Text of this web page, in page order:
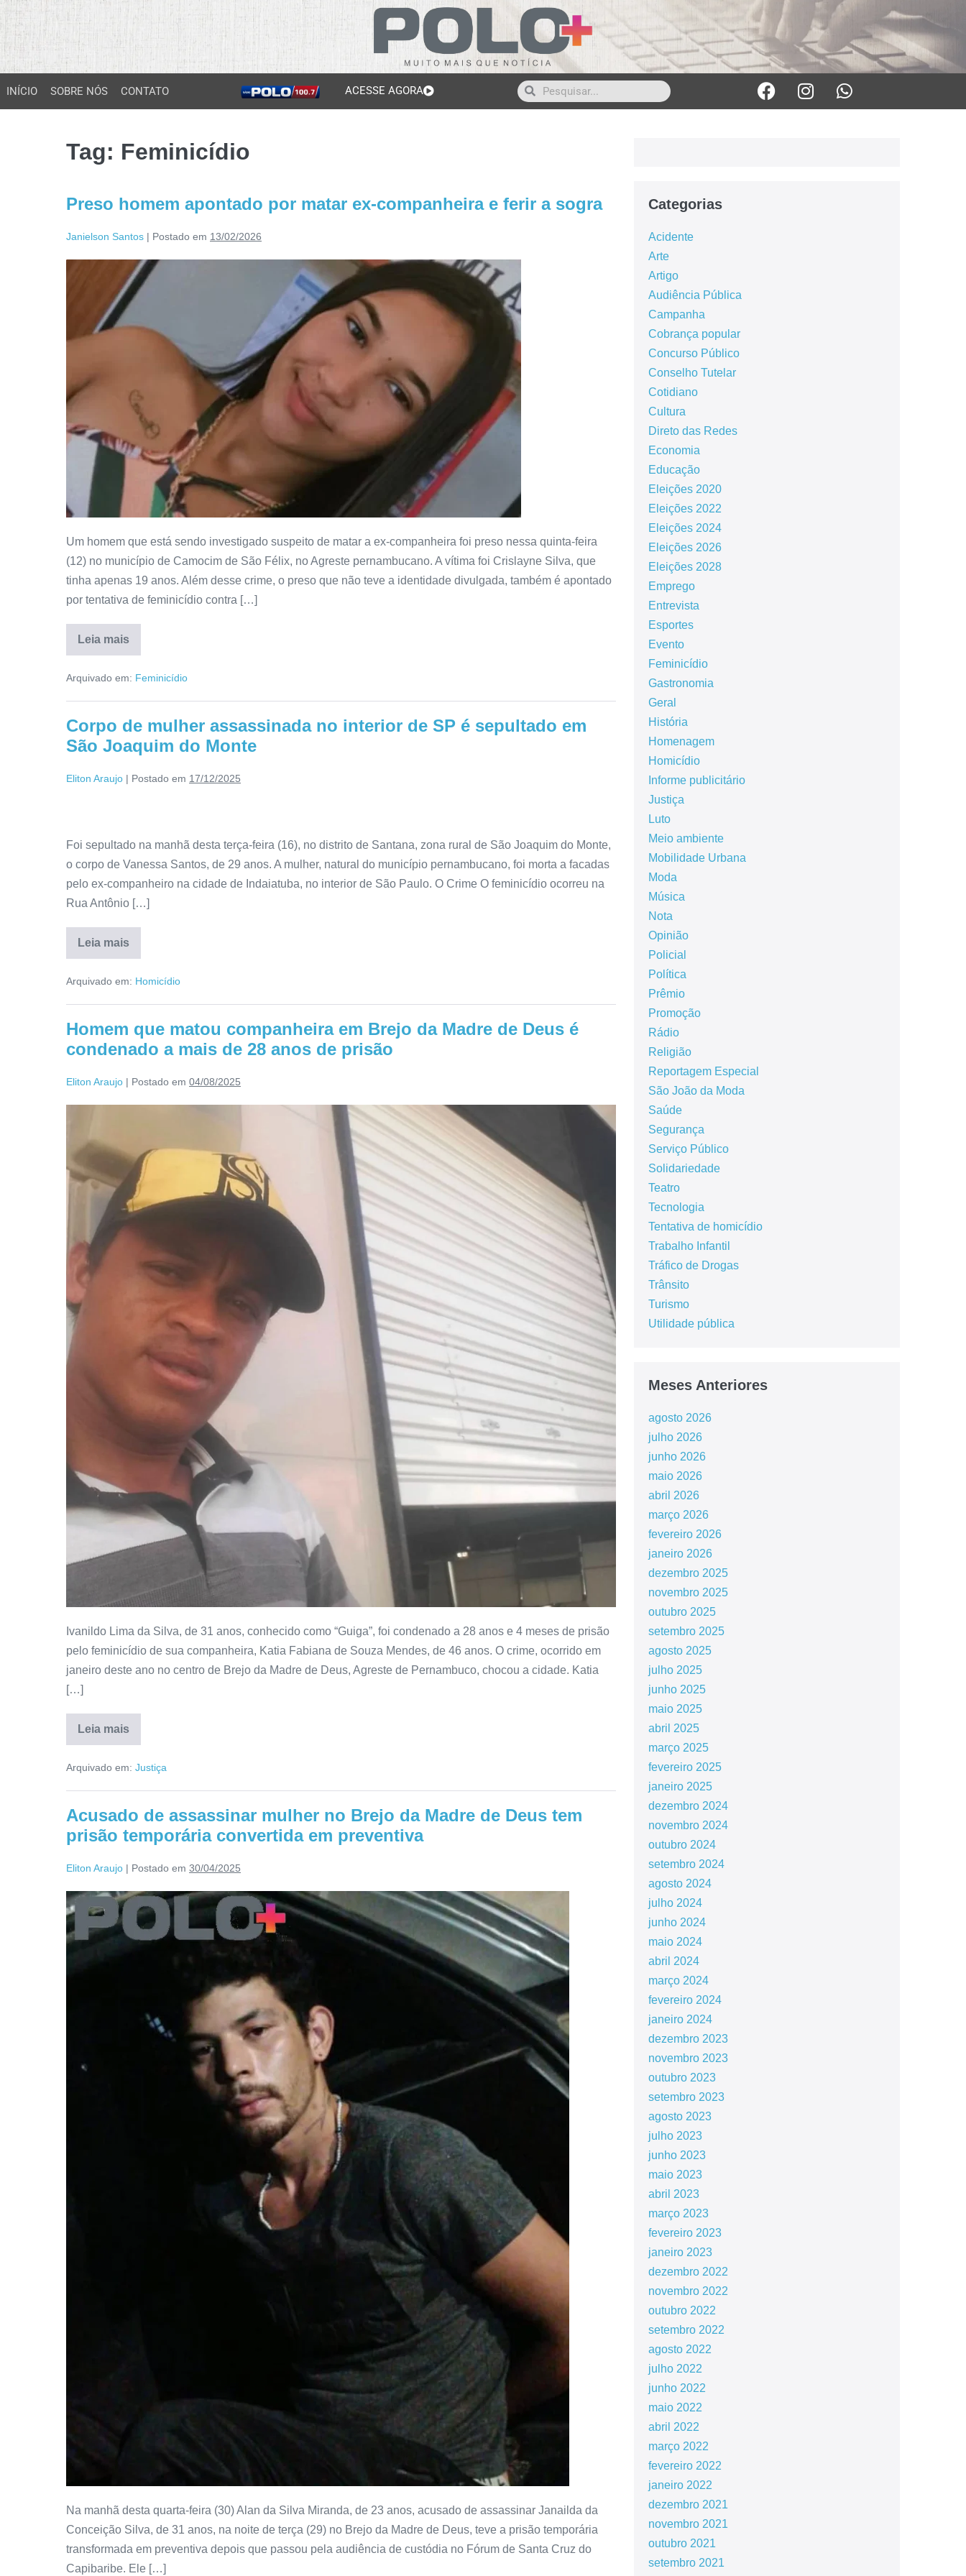
INÍCIO SOBRE NÓS CONTATO ACESSE AGORA
Tag: Feminicídio
Preso homem apontado por matar ex-companheira e ferir a sogra
Janielson Santos | Postado em 13/02/2026
Um homem que está sendo investigado suspeito de matar a ex-companheira foi preso nessa quinta-feira
(12) no município de Camocim de São Félix, no Agreste pernambucano. A vítima foi Crislayne Silva, que
tinha apenas 19 anos. Além desse crime, o preso que não teve a identidade divulgada, também é apontado
por tentativa de feminicídio contra […]
Leia mais
Arquivado em: Feminicídio
Corpo de mulher assassinada no interior de SP é sepultado em
São Joaquim do Monte
Eliton Araujo | Postado em 17/12/2025
Foi sepultado na manhã desta terça-feira (16), no distrito de Santana, zona rural de São Joaquim do Monte,
o corpo de Vanessa Santos, de 29 anos. A mulher, natural do município pernambucano, foi morta a facadas
pelo ex-companheiro na cidade de Indaiatuba, no interior de São Paulo. O Crime O feminicídio ocorreu na
Rua Antônio […]
Leia mais
Arquivado em: Homicídio
Homem que matou companheira em Brejo da Madre de Deus é
condenado a mais de 28 anos de prisão
Eliton Araujo | Postado em 04/08/2025
Ivanildo Lima da Silva, de 31 anos, conhecido como “Guiga”, foi condenado a 28 anos e 4 meses de prisão
pelo feminicídio de sua companheira, Katia Fabiana de Souza Mendes, de 46 anos. O crime, ocorrido em
janeiro deste ano no centro de Brejo da Madre de Deus, Agreste de Pernambuco, chocou a cidade. Katia
[…]
Leia mais
Arquivado em: Justiça
Acusado de assassinar mulher no Brejo da Madre de Deus tem
prisão temporária convertida em preventiva
Eliton Araujo | Postado em 30/04/2025
Na manhã desta quarta-feira (30) Alan da Silva Miranda, de 23 anos, acusado de assassinar Janailda da
Conceição Silva, de 31 anos, na noite de terça (29) no Brejo da Madre de Deus, teve a prisão temporária
transformada em preventiva depois que passou pela audiência de custódia no Fórum de Santa Cruz do
Capibaribe. Ele […]
Categorias
Acidente
Arte
Artigo
Audiência Pública
Campanha
Cobrança popular
Concurso Público
Conselho Tutelar
Cotidiano
Cultura
Direto das Redes
Economia
Educação
Eleições 2020
Eleições 2022
Eleições 2024
Eleições 2026
Eleições 2028
Emprego
Entrevista
Esportes
Evento
Feminicídio
Gastronomia
Geral
História
Homenagem
Homicídio
Informe publicitário
Justiça
Luto
Meio ambiente
Mobilidade Urbana
Moda
Música
Nota
Opinião
Policial
Política
Prêmio
Promoção
Rádio
Religião
Reportagem Especial
São João da Moda
Saúde
Segurança
Serviço Público
Solidariedade
Teatro
Tecnologia
Tentativa de homicídio
Trabalho Infantil
Tráfico de Drogas
Trânsito
Turismo
Utilidade pública
Meses Anteriores
agosto 2026
julho 2026
junho 2026
maio 2026
abril 2026
março 2026
fevereiro 2026
janeiro 2026
dezembro 2025
novembro 2025
outubro 2025
setembro 2025
agosto 2025
julho 2025
junho 2025
maio 2025
abril 2025
março 2025
fevereiro 2025
janeiro 2025
dezembro 2024
novembro 2024
outubro 2024
setembro 2024
agosto 2024
julho 2024
junho 2024
maio 2024
abril 2024
março 2024
fevereiro 2024
janeiro 2024
dezembro 2023
novembro 2023
outubro 2023
setembro 2023
agosto 2023
julho 2023
junho 2023
maio 2023
abril 2023
março 2023
fevereiro 2023
janeiro 2023
dezembro 2022
novembro 2022
outubro 2022
setembro 2022
agosto 2022
julho 2022
junho 2022
maio 2022
abril 2022
março 2022
fevereiro 2022
janeiro 2022
dezembro 2021
novembro 2021
outubro 2021
setembro 2021